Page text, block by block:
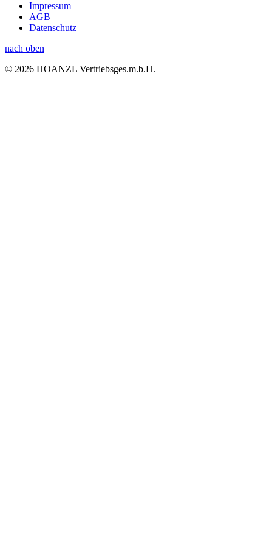
Impressum
AGB
Datenschutz
nach oben
© 2026 HOANZL Vertriebsges.m.b.H.